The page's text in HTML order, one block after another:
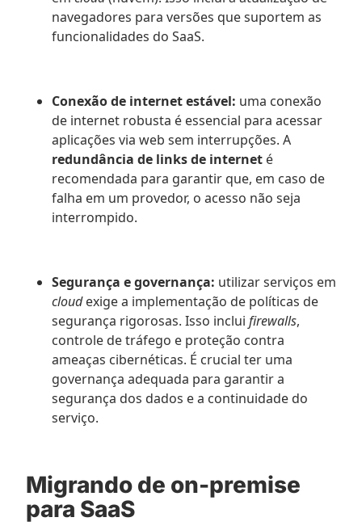
navegadores para versões que suportem as
funcionalidades do SaaS.
Conexão de internet estável: uma conexão
de internet robusta é essencial para acessar
aplicações via web sem interrupções. A
redundância de linksde internet é
recomendada para garantir que, em caso de
falha em um provedor, o acesso não seja
interrompido.
Segurança e governança: utilizar serviços em
cloudexige a implementação de políticas de
segurança rigorosas. Isso inclui firewalls,
controle de tráfego e proteção contra
ameaças cibernéticas. É crucial ter uma
governança adequada para garantir a
segurança dos dados e a continuidade do
serviço.
Migrando de on-premise
para SaaS